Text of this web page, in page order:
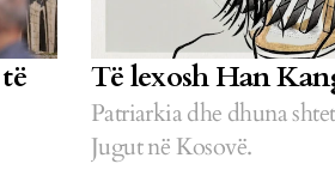
Të lexosh Han
Patriarkia dhe dhuna
Jugut në Kosovë.